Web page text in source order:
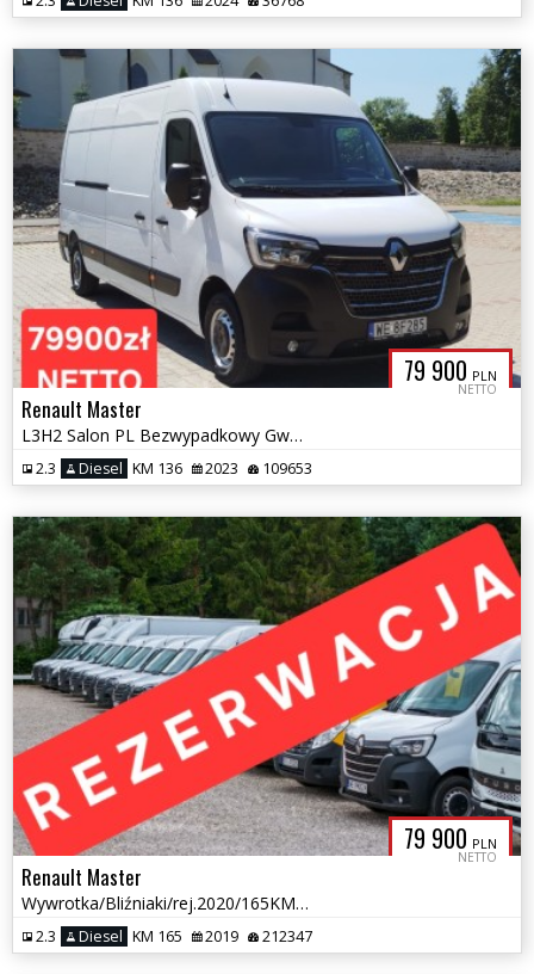
79 900 PLN
NETTO
Renault Master
L3H2 Salon PL Bezwypadkowy Gwarancja Serwisowany
2.3 Diesel KM 136 2023 109653
79 900 PLN
NETTO
Renault Master
Wywrotka/Bliźniaki/rej.2020/165KM/Salon PL/Super stan/7 osób/Gwarancja
2.3 Diesel KM 165 2019 212347